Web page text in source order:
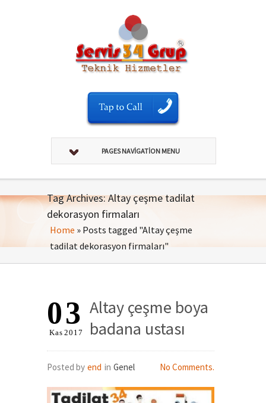
PAGES NAVIGATION MENU
Tag Archives: Altay çeşme tadilat
dekorasyon firmaları
Home » Posts tagged "Altay çeşme
tadilat dekorasyon firmaları"
Altay çeşme boya
badana ustası
03
Kas 2017
Posted by end in Genel No Comments.